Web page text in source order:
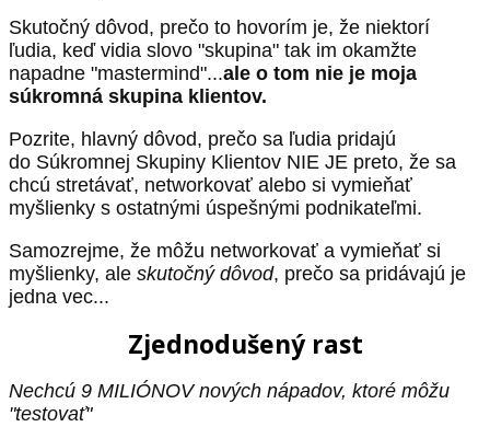
Skutočný dôvod, prečo to hovorím je, že niektorí
ľudia, keď vidia slovo "skupina" tak im okamžte
napadne "mastermind"...ale o tom nie je moja
súkromná skupina klientov.
Pozrite, hlavný dôvod, prečo sa ľudia pridajú
do Súkromnej Skupiny Klientov NIE JE preto, že sa
chcú stretávať, networkovať alebo si vymieňať
myšlienky s ostatnými úspešnými podnikateľmi.
Samozrejme, že môžu networkovať a vymieňať si
myšlienky, ale skutočný dôvod, prečo sa pridávajú je
jedna vec...
Zjednodušený rast
Nechcú 9 MILIÓNOV nových nápadov, ktoré môžu
"testovať"